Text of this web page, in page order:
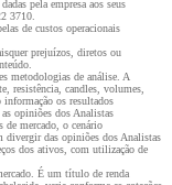
pela empresa aos seus
3710.
de custos operacionais
prejuízos, diretos ou
metodologias de análise. A
resistência, candles, volumes,
os resultados
opiniões dos Analistas
de mercado, o cenário
divergir das opiniões dos Analistas
dos ativos, com utilização de
É um título de renda